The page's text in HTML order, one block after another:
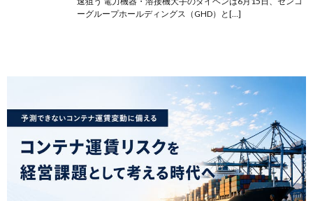
ーグループホールディングス（GHD）と[…]